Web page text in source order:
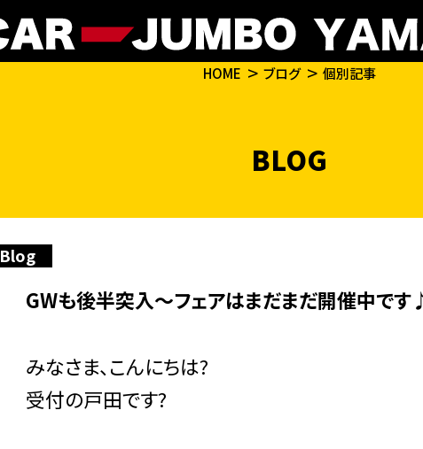
HOME ブログ 個別記事
BLOG
Blog
GWも後半突入～フェアはまだまだ開催中です
みなさま、こんにちは?
受付の戸田です?